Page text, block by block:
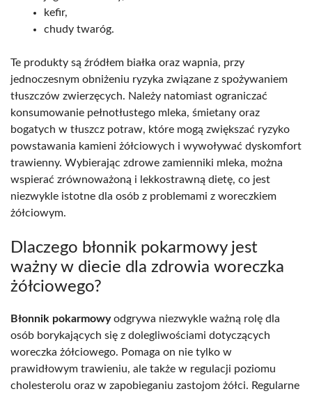
kefir,
chudy twaróg.
Te produkty są źródłem białka oraz wapnia, przy
jednoczesnym obniżeniu ryzyka związane z spożywaniem
tłuszczów zwierzęcych. Należy natomiast ograniczać
konsumowanie pełnotłustego mleka, śmietany oraz
bogatych w tłuszcz potraw, które mogą zwiększać ryzyko
powstawania kamieni żółciowych i wywoływać dyskomfort
trawienny. Wybierając zdrowe zamienniki mleka, można
wspierać zrównoważoną i lekkostrawną dietę, co jest
niezwykle istotne dla osób z problemami z woreczkiem
żółciowym.
Dlaczego błonnik pokarmowy jest
ważny w diecie dla zdrowia woreczka
żółciowego?
Błonnik pokarmowyodgrywa niezwykle ważną rolę dla
osób borykających się z dolegliwościami dotyczących
woreczka żółciowego. Pomaga on nie tylko w
prawidłowym trawieniu, ale także w regulacji poziomu
cholesterolu oraz w zapobieganiu zastojom żółci. Regularne